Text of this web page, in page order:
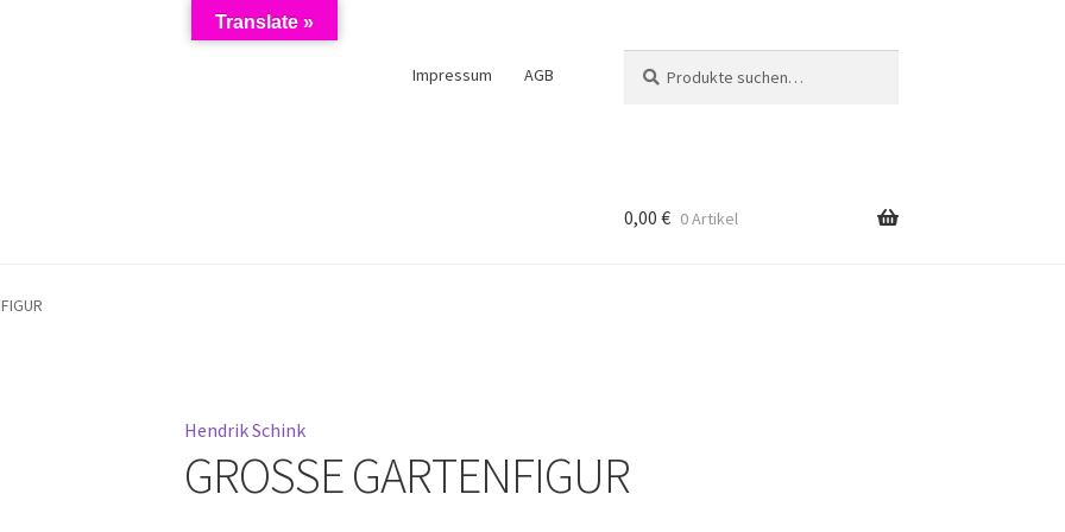
Impressum AGB
nach:
0,00 € 0 Artikel
Hendrik Schink
GROSSE GARTENFIGUR
Translate »